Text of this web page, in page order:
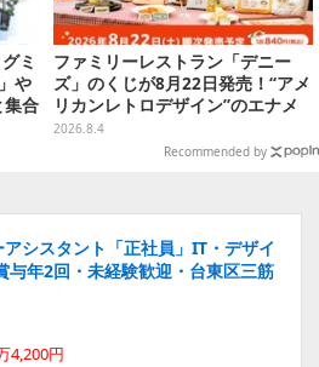
ミ
や
集合
ン
ファミリーレストラン「デニー
ズ」のくじが8月22日発売！“アメ
リカンレトロデザイン”のエナメ
ルバッグやTシャツなど、日常使
いできるグッズを用意
2026.8.4
Recommended by
シスタント「正社員」IT・デザイ
与年2回・未経験歓迎・台東区三筋
4,200円